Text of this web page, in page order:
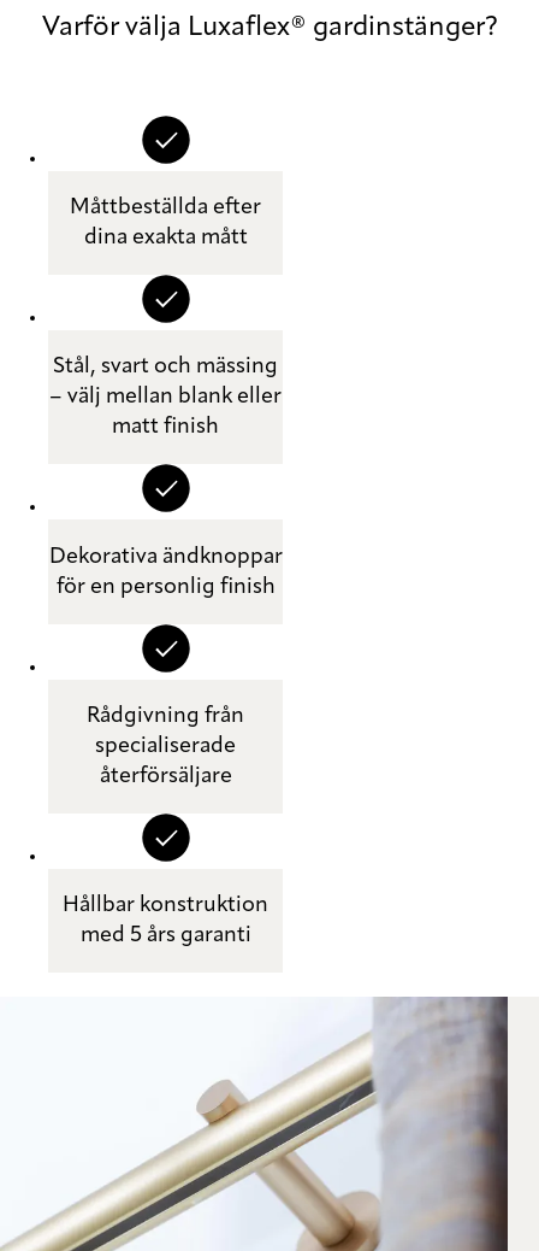
Varför välja Luxaflex® gardinstänger?
Måttbeställda efter
dina exakta mått
Stål, svart och mässing
– välj mellan blank eller
matt finish
Dekorativa ändknoppar
för en personlig finish
Rådgivning från
specialiserade
återförsäljare
Hållbar konstruktion
med 5 års garanti